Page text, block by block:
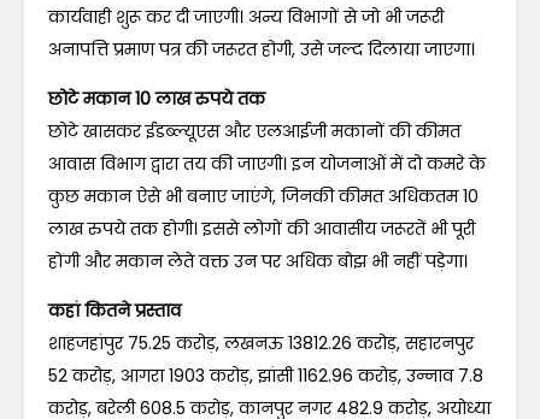
कार्यवाही शुरू कर दी जाएगी। अन्य विभागों से जो भी जरूरी
अनापत्ति प्रमाण पत्र की जरूरत होगी, उसे जल्द दिलाया जाएगा।
छोटे मकान 10 लाख रुपये तक
छोटे खासकर ईडब्ल्यूएस और एलआईजी मकानों की कीमत
आवास विभाग द्वारा तय की जाएगी। इन योजनाओं में दो कमरे के
कुछ मकान ऐसे भी बनाए जाएंगे, जिनकी कीमत अधिकतम 10
लाख रुपये तक होगी। इससे लोगों की आवासीय जरूरतें भी पूरी
होंगी और मकान लेते वक्त उन पर अधिक बोझ भी नहीं पड़ेगा।
कहां कितने प्रस्ताव
शाहजहांपुर 75.25 करोड़, लखनऊ 13812.26 करोड़, सहारनपुर
52 करोड़, आगरा 1903 करोड़, झांसी 1162.96 करोड़, उन्नाव 7.8
करोड़, बरेली 608.5 करोड़, कानपुर नगर 482.9 करोड़, अयोध्या